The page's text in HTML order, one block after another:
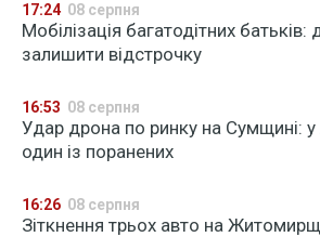
17:24 08 серпня
Мобілізація багатодітних
залишити відстрочку
16:53 08 серпня
Удар дрона по ринку на Сумщині: у
один із поранених
16:26 08 серпня
Зіткнення трьох авто на